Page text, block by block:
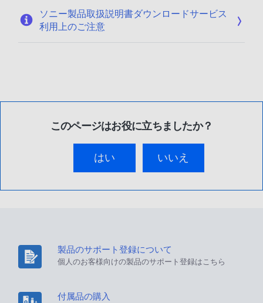
ソニー製品取扱説明書ダウンロードサービス
利用上のご注意
このページはお役に立ちましたか？
はい いいえ
製品のサポート登録について
個人のお客様向けの製品のサポート登録はこちら
付属品の購入